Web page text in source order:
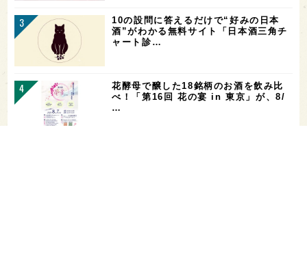
10の設問に答えるだけで“好みの日本
酒”がわかる無料サイト「日本酒三角チ
ャート診…
花酵母で醸した18銘柄のお酒を飲み比
べ！「第16回 花の宴 in 東京」が、8/
…